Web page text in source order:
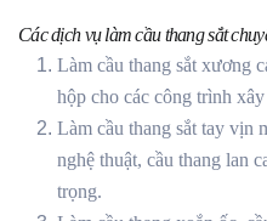
Các dịch vụ làm cầu thang sắt
Làm cầu thang sắt xương
hộp cho các công trình
Làm cầu thang sắt tay vịn
nghệ thuật, cầu thang lan
trọng.